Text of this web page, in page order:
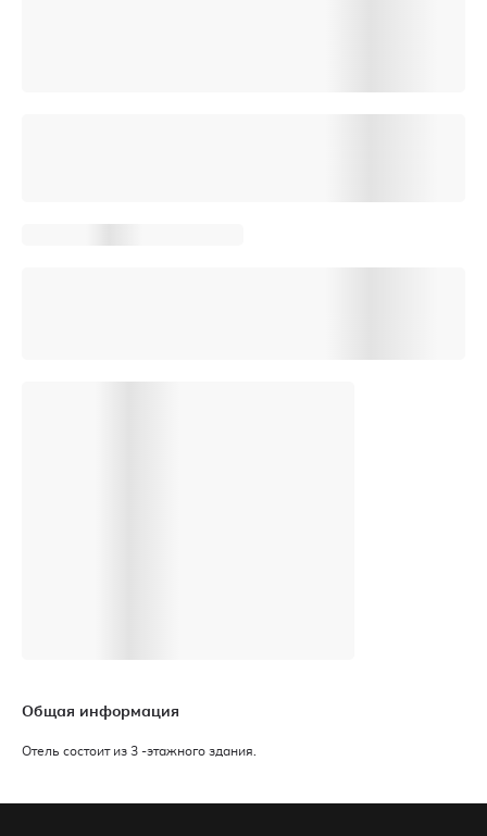
Общая информация
Отель состоит из 3 -этажного здания.